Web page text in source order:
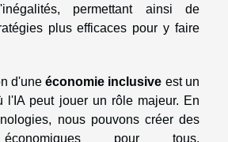
permettant ainsi de
plus efficaces pour y faire
d'uneéconomie inclusive est un
l'IA peut jouer un rôle majeur. En
nous pouvons créer des
économiques pour tous,